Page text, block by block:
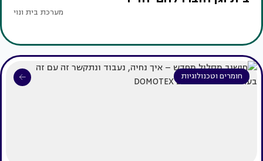
מערכת בית ונוי
חומרים וטכנולוגיות